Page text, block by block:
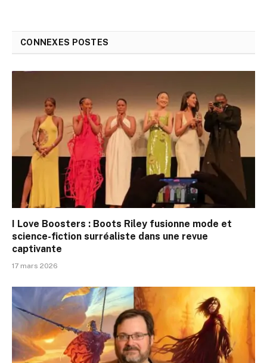
CONNEXES POSTES
I Love Boosters : Boots Riley fusionne mode et
science-fiction surréaliste dans une revue
captivante
17 mars 2026